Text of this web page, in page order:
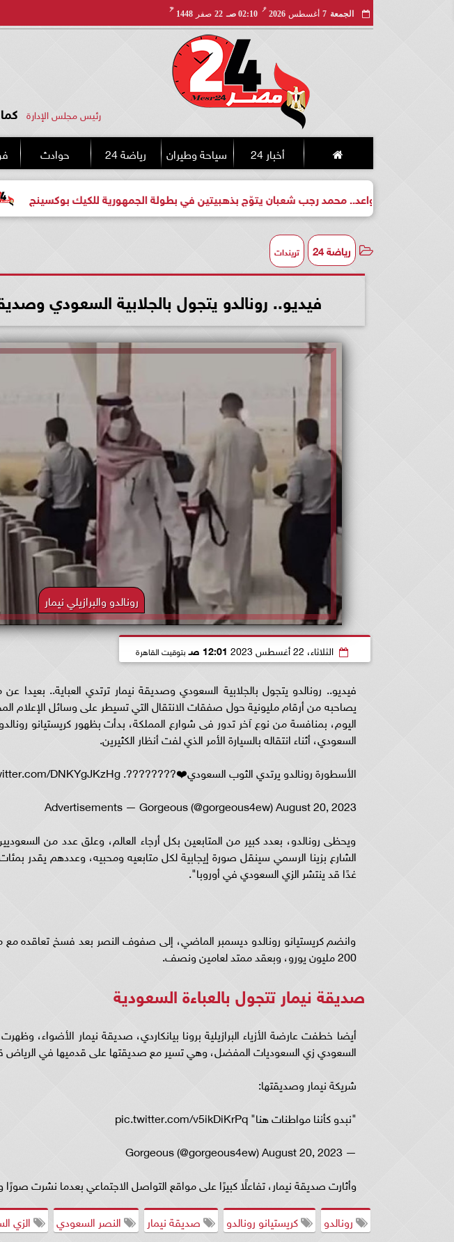
الجمعة 7 أغسطس 2026
مـ
02:10 صـ 22 صفر 1448
هـ
رئيس مجلس الإدارة
أخبار 24 سياحة وطيران رياضة 24 حوادث
تهنئة واعد.. محمد رجب شعبان يتوّج بذهبيتين في بطولة الجمهورية للكيك بوكسينج
رياضة 24 تريندات
فيديو.. رونالدو يتجول بالجلابية السعودي
رونالدو والبرازيلي نيمار
الثلاثاء، 22 أغسطس 2023 12:01 صـ بتوقيت القاهرة
فيديو.. رونالدو يتجول بالجلابية السعودي وصديقة نيمار ترتدي العباية..
يصاحبه من أرقام مليونية حول صفقات الانتقال التي تسيطر على وسائل الإعلام
اليوم، بمنافسة من نوع آخر تدور فى شوارع المملكة، بدأت بظهور كريستيانو
السعودي، أثناء انتقاله بالسيارة الأمر الذي لفت أنظار الكثيرين.
الأسطورة رونالدو يرتدي الثوب السعودي❤️????????. pic.twitter.com/DNKYgJKzHg
Advertisements — Gorgeous (@gorgeous4ew) August 20, 2023
ويحظى رونالدو، بعدد كبير من المتابعين بكل أرجاء العالم، وعلق عدد من
الشارع بزينا الرسمي سينقل صورة إيجابية لكل متابعيه ومحبيه، وعددهم يقدر
غدًا قد ينتشر الزي السعودي في أوروبا".
وانضم كريستيانو رونالدو ديسمبر الماضي، إلى صفوف النصر بعد فسخ تعاقده مع
200 مليون يورو، وبعقد ممتد لعامين ونصف.
صديقة نيمار تتجول بالعباءة السعودية
أيضا خطفت عارضة الأزياء البرازيلية برونا بيانكاردي، صديقة نيمار الأضواء،
السعودي زي السعوديات المفضل، وهي تسير مع صديقتها على قدميها في الرياض
شريكة نيمار وصديقتها:
"نبدو كأننا مواطنات هنا" pic.twitter.com/v5ikDiKrPq
— Gorgeous (@gorgeous4ew) August 20, 2023
وأثارت صديقة نيمار، تفاعلًا كبيرًا على مواقع التواصل الاجتماعي بعدما نشرت
رونالدو
كريستيانو رونالدو صديقة نيمار النصر السعودي الزي